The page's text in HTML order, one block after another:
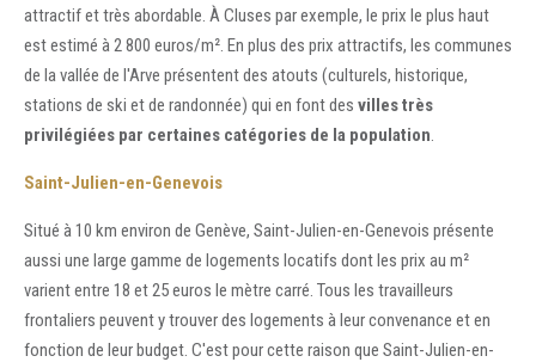
attractif et très abordable. À Cluses par exemple, le prix le plus haut
est estimé à 2 800 euros/m². En plus des prix attractifs, les communes
de la vallée de l'Arve présentent des atouts (culturels, historique,
stations de ski et de randonnée) qui en font des villes très
privilégiées par certaines catégories de la population.
Saint-Julien-en-Genevois
Situé à 10 km environ de Genève, Saint-Julien-en-Genevois présente
aussi une large gamme de logements locatifs dont les prix au m²
varient entre 18 et 25 euros le mètre carré. Tous les travailleurs
frontaliers peuvent y trouver des logements à leur convenance et en
fonction de leur budget. C'est pour cette raison que Saint-Julien-en-